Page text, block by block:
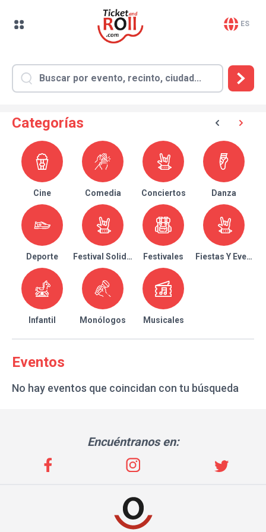
ES
Categorías
Cine Comedia Conciertos Danza
Deporte Festival Solidario Festivales Fiestas Y Eventos
Infantil Monólogos Musicales
Eventos
No hay eventos que coincidan con tu búsqueda
Encuéntranos en: